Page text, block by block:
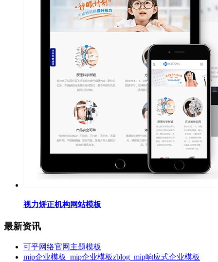
视力矫正机构网站模板
最新资讯
可乎网络官网主题模板
mip企业模板_mip企业模板zblog_mip响应式企业模板